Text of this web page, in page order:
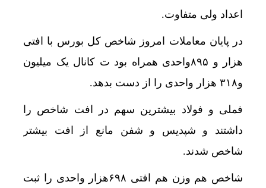
طلای آب‌شده، سکه یا طلای دست دوم؛ کدام یک
بازار خودرو برای خودروهای 5-10 میلیاردی آماده نیست!
آیا اپراتورها بی‌صدا اینترنت را گران کرده‌اند؟ / ماجرای
چرا صندوق‌های املاک از رشد بازار مسکن عقب
هشدار افزایش دما در برخی مرزهای اربعین به ۵۰ درجه
افزایش مسیرهای هوایی ایران و عراق؛ ۱۱۰۰ پرواز اربعین انجام شد
۱۵۰ کشور درگیر توفان‌های گردوخاک| خاورمیانه از کانون‌های اصلی این بحران جهانی است
کاهش دمای تهران از جمعه
اعداد ولی متفاوت.
در پایان معاملات امروز شاخص کل بورس با افتی
هزار و ۸۹۵واحدی همراه بود ت کانال یک میلیون
و۳۱۸ هزار واحدی را از دست بدهد.
فملی و فولاد بیشترین سهم در افت شاخص را
داشتند و شپدیس و شفن مانع از افت بیشتر
شاخص شدند.
شاخص هم وزن هم افتی ۶۹۸هزار واحدی را ثبت